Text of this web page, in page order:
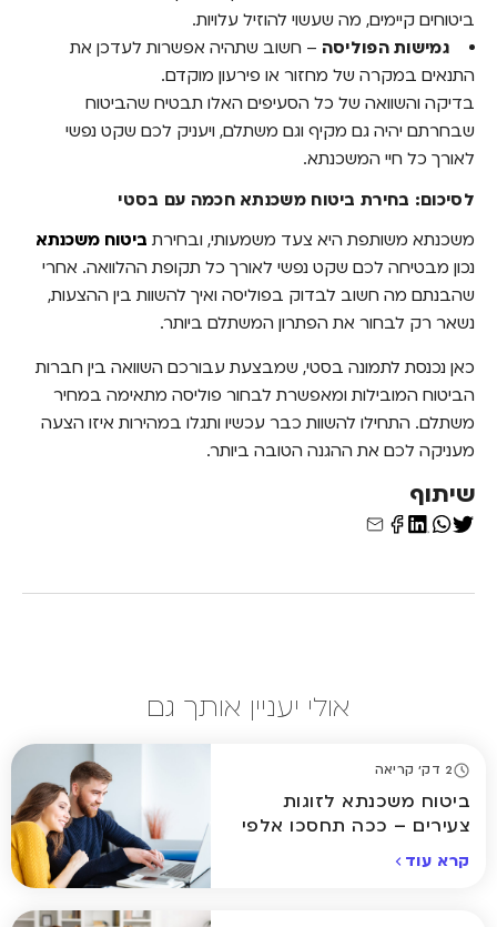
ביטוחים קיימים, מה שעשוי להוזיל עלויות.
גמישות הפוליסה – חשוב שתהיה אפשרות לעדכן את
התנאים במקרה של מחזור או פירעון מוקדם.
בדיקה והשוואה של כל הסעיפים האלו תבטיח שהביטוח
שבחרתם יהיה גם מקיף וגם משתלם, ויעניק לכם שקט נפשי
לאורך כל חיי המשכנתא.
לסיכום: בחירת ביטוח משכנתא חכמה עם בסטי
משכנתא משותפת היא צעד משמעותי, ובחירת ביטוח משכנתא
נכון מבטיחה לכם שקט נפשי לאורך כל תקופת ההלוואה. אחרי
שהבנתם מה חשוב לבדוק בפוליסה ואיך להשוות בין ההצעות,
נשאר רק לבחור את הפתרון המשתלם ביותר.
כאן נכנסת לתמונה בסטי, שמבצעת עבורכם השוואה בין חברות
הביטוח המובילות ומאפשרת לבחור פוליסה מתאימה במחיר
משתלם. התחילו להשוות כבר עכשיו ותגלו במהירות איזו הצעה
מעניקה לכם את ההגנה הטובה ביותר.
שיתוף
אולי יעניין אותך גם
2 דק' קריאה
ביטוח משכנתא לזוגות
צעירים – ככה תחסכו אלפי
קרא עוד